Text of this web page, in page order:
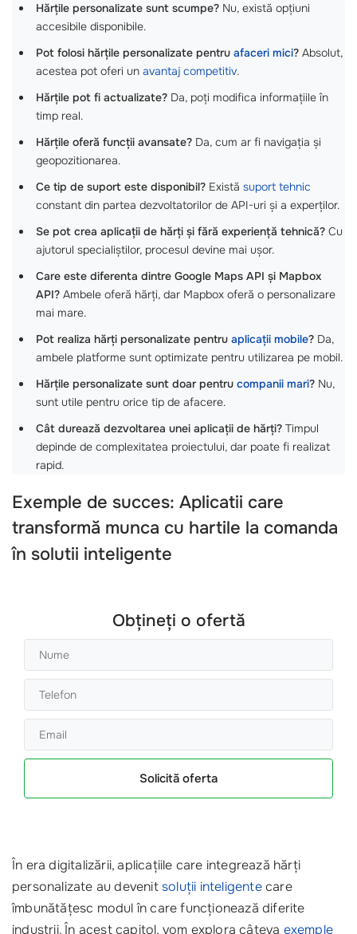
Hărțile personalizate sunt scumpe? Nu, există opțiuni
accesibile disponibile.
Pot folosi hărțile personalizate pentru afaceri mici? Absolut,
acestea pot oferi un avantaj competitiv.
Hărțile pot fi actualizate? Da, poți modifica informațiile în
timp real.
Hărțile oferă funcții avansate? Da, cum ar fi navigația și
geopozitionarea.
Ce tip de suport este disponibil? Există suport tehnic
constant din partea dezvoltatorilor de API-uri și a experților.
Se pot crea aplicații de hărți și fără experiență tehnică? Cu
ajutorul specialiștilor, procesul devine mai ușor.
Care este diferenta dintre Google Maps API și Mapbox
API? Ambele oferă hărți, dar Mapbox oferă o personalizare
mai mare.
Pot realiza hărți personalizate pentru aplicații mobile? Da,
ambele platforme sunt optimizate pentru utilizarea pe mobil.
Hărțile personalizate sunt doar pentru companii mari? Nu,
sunt utile pentru orice tip de afacere.
Cât durează dezvoltarea unei aplicații de hărți? Timpul
depinde de complexitatea proiectului, dar poate fi realizat
rapid.
Exemple de succes: Aplicatii care
transformă munca cu hartile la comanda
în solutii inteligente
Obțineți o ofertă
Solicită oferta
În era digitalizării, aplicațiile care integrează hărți
personalizate au devenitsoluții inteligentecare
îmbunătățesc modul în care funcționează diferite
industrii. În acest capitol, vom explora câteva exemple